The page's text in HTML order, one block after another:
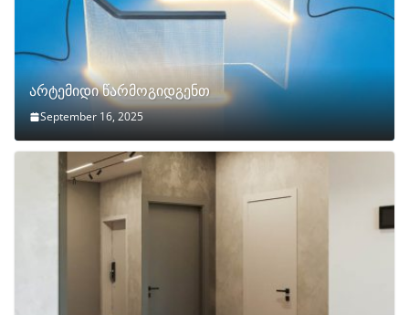
არტემიდი წარმოგიდგენთ
September 16, 2025